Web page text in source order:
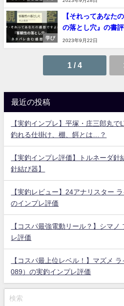
学び
【それってあなた
の落とし穴』の書
2023年9月22日
1 / 4
最近の投稿
【実釣インプレ】平塚・庄三郎丸で
釣れる仕掛け、棚、餌とは…？
【実釣インプレ評価】トルネーダ
針結び器】
【実釣レビュー】24アナリスター
のインプレ評価
【コスパ最強電動リール？】シマ
レ評価
【コスパ最上位レベル！】マズメ
089）の実釣インプレ評価